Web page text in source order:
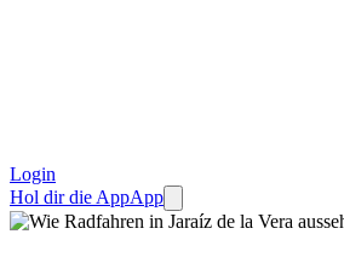
Login
Hol dir die AppApp